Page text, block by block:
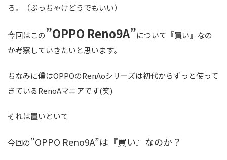
ろ。（ぶっちゃけどうでもいい）
今回はこの”OPPO Reno9A”について『買い』なの
か考察していきたいと思います。
ちなみに僕はOPPOのRenAoシリーズは初代からずっと使って
きているRenoAマニアです(笑)
それは置いといて
今回の”OPPO Reno9A”は『買い』なのか？